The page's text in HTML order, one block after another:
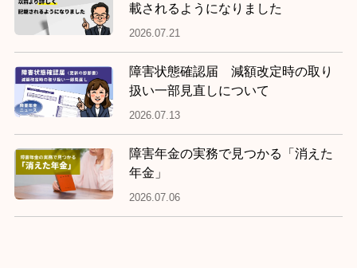
載されるようになりました
2026.07.21
障害状態確認届 減額改定時の取り
扱い一部見直しについて
2026.07.13
障害年金の実務で見つかる「消えた
年金」
2026.07.06